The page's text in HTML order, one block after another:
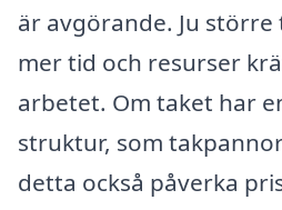
är avgörande. Ju större
mer tid och resurser
arbetet. Om taket har
struktur, som
detta också påverka